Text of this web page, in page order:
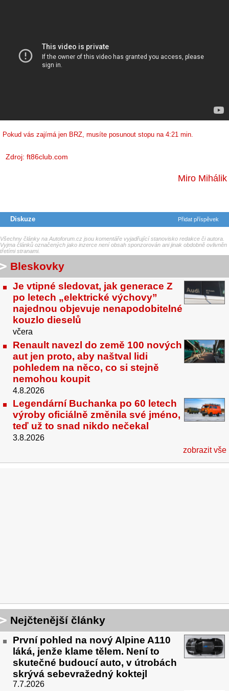
Pokud vás zajímá jen BRZ, musíte posunout stopu na 4:21 min.
Zdroj: ft86club.com
Miro Mihálik
Diskuze Přidat příspěvek
Všechny články na Autoforum.cz jsou komentáře vyjadřující stanovisko redakce či autora.
Vyjma článků označených jako inzerce není obsah sponzorován ani jinak obdobně ovlivněn
třetími stranami.
Bleskovky
Je vtipné sledovat, jak generace Z
po letech „elektrické výchovy”
najednou objevuje nenapodobitelné
kouzlo dieselů
včera
Renault navezl do země 100 nových
aut jen proto, aby naštval lidi
pohledem na něco, co si stejně
nemohou koupit
4.8.2026
Legendární Buchanka po 60 letech
výroby oficiálně změnila své jméno,
teď už to snad nikdo nečekal
3.8.2026
zobrazit vše
Nejčtenější články
První pohled na nový Alpine A110
láká, jenže klame tělem. Není to
skutečné budoucí auto, v útrobách
skrývá sebevražedný koktejl
7.7.2026